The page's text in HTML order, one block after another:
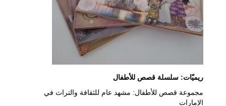
ريميّات: سلسلة قصص للأطفال
مجموعة قصص للأطفال: مشهد عام للثقافة والتراث في
الإمارات